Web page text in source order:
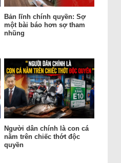
Bản lĩnh chính quyền: Sợ
một bài báo hơn sợ tham
nhũng
Người dân chính là con cá
nằm trên chiếc thớt độc
quyền